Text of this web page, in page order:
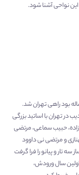
نواحی آشنا شود.
ادیب خوانساری در سال ۱۳۰۳، زمانی که ۲۳ ساله بود راهی تهران شد.
در تهران با اساتید بزرگی
حبیب سماعی، مرتضی
و مرتضی نی داوود
تار و پیانو را فرا گرفت
سال ورودش،